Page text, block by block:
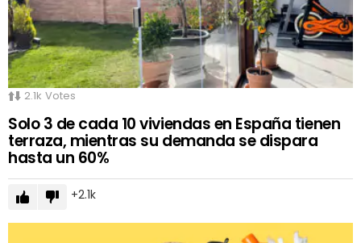
2.1k Votes
Solo 3 de cada 10 viviendas en España tienen
terraza, mientras su demanda se dispara
hasta un 60%
2.1k